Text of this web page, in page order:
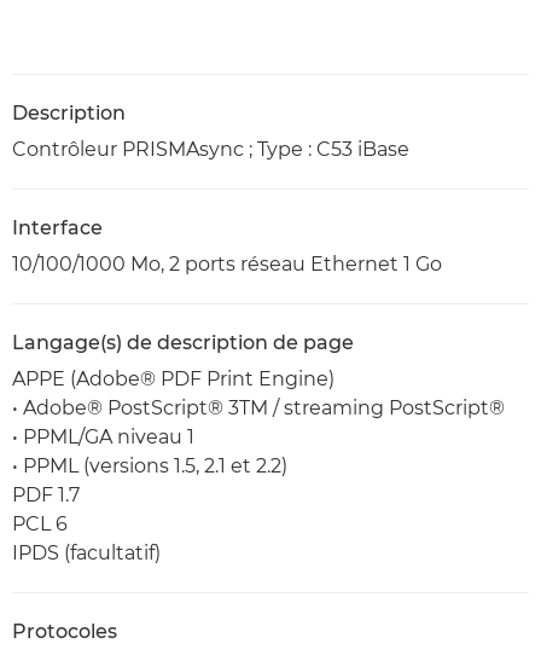
Description
Contrôleur PRISMAsync ; Type : C53 iBase
Interface
10/100/1000 Mo, 2 ports réseau Ethernet 1 Go
Langage(s) de description de page
APPE (Adobe® PDF Print Engine)
• Adobe® PostScript® 3TM / streaming PostScript®
• PPML/GA niveau 1
• PPML (versions 1.5, 2.1 et 2.2)
PDF 1.7
PCL 6
IPDS (facultatif)
Protocoles